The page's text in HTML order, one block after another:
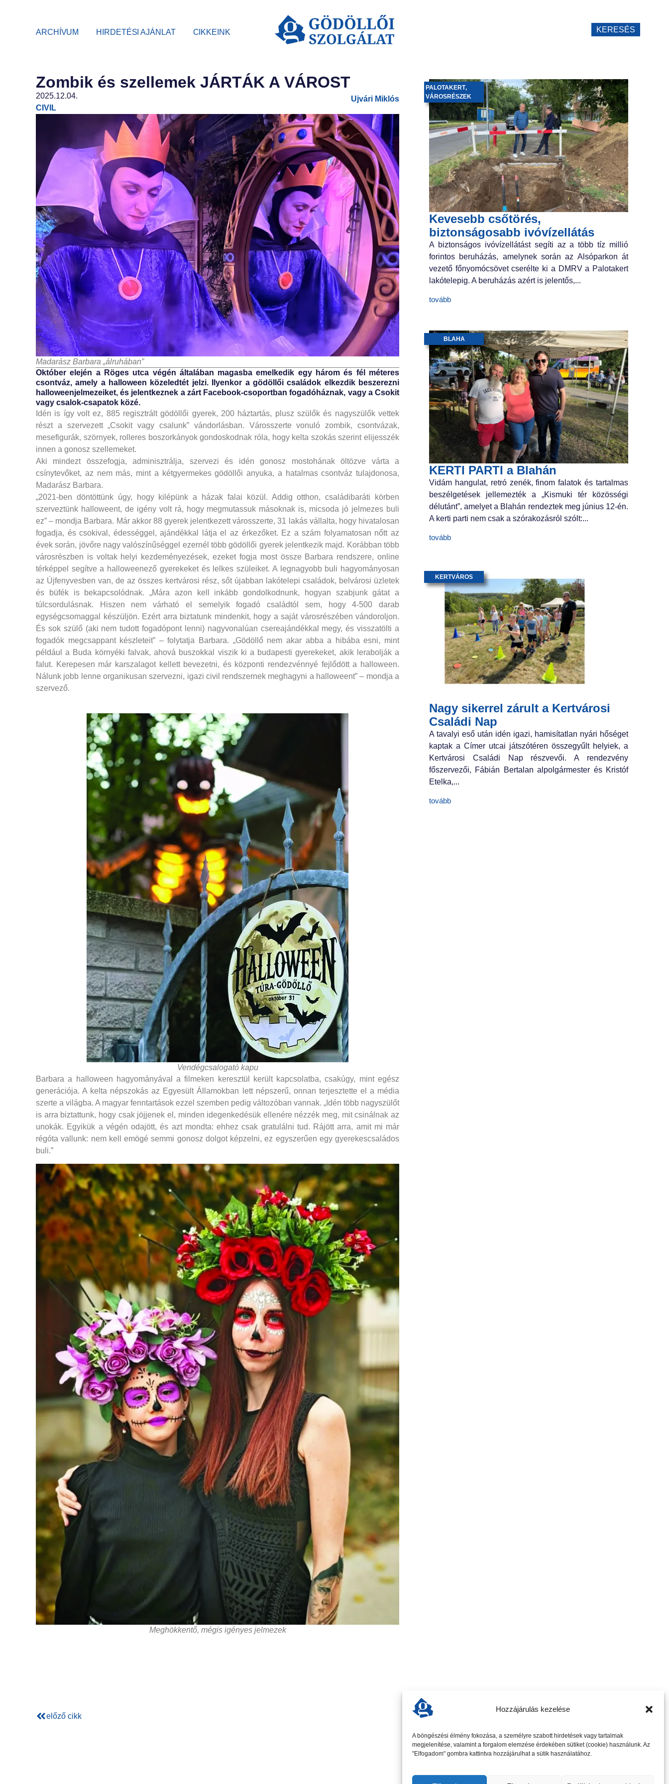
Hozzájárulás kezelése
A böngészési élmény fokozása, a személyre szabott hirdetések vagy tartalmak
megjelenítése, valamint a forgalom elemzése érdekében sütiket (cookie) használunk. Az
"Elfogadom" gombra kattintva hozzájárulhat a sütik használatához.
ARCHÍVUM HIRDETÉSI AJÁNLAT CIKKEINK KERESÉS
Zombik és szellemek JÁRTÁK A VÁROST
2025.12.04.
CIVIL
Ujvári Miklós
Madarász Barbara „álruhában”
Október elején a Röges utca végén általában magasba emelkedik egy három és fél méteres
csontváz, amely a halloween közeledtét jelzi. Ilyenkor a gödöllői családok elkezdik beszerezni
halloweenjelmezeiket, és jelentkeznek a zárt Facebook-csoportban fogadóháznak, vagy a Csokit
vagy csalok-csapatok közé.
Idén is így volt ez, 885 regisztrált gödöllői gyerek, 200 háztartás, plusz szülők és nagyszülők vettek
részt a szervezett „Csokit vagy csalunk” vándorlásban. Városszerte vonuló zombik, csontvázak,
mesefigurák, szörnyek, rolleres boszorkányok gondoskodnak róla, hogy kelta szokás szerint elijesszék
innen a gonosz szellemeket.
Aki mindezt összefogja, adminisztrálja, szervezi és idén gonosz mostohának öltözve várta a
csínytevőket, az nem más, mint a kétgyermekes gödöllői anyuka, a hatalmas csontváz tulajdonosa,
Madarász Barbara.
„2021-ben döntöttünk úgy, hogy kilépünk a házak falai közül. Addig otthon, családibaráti körben
szerveztünk halloweent, de igény volt rá, hogy megmutassuk másoknak is, micsoda jó jelmezes buli
ez” – mondja Barbara. Már akkor 88 gyerek jelentkezett városszerte, 31 lakás vállalta, hogy hivatalosan
fogadja, és csokival, édességgel, ajándékkal látja el az érkezőket. Ez a szám folyamatosan nőtt az
évek során, jövőre nagy valószínűséggel ezernél több gödöllői gyerek jelentkezik majd. Korábban több
városrészben is voltak helyi kezdeményezések, ezeket fogja most össze Barbara rendszere, online
térképpel segítve a halloweenező gyerekeket és lelkes szüleiket. A legnagyobb buli hagyományosan
az Újfenyvesben van, de az összes kertvárosi rész, sőt újabban lakótelepi családok, belvárosi üzletek
és büfék is bekapcsolódnak. „Mára azon kell inkább gondolkodnunk, hogyan szabjunk gátat a
túlcsordulásnak. Hiszen nem várható el semelyik fogadó családtól sem, hogy 4-500 darab
egységcsomaggal készüljön. Ezért arra biztatunk mindenkit, hogy a saját városrészében vándoroljon.
És sok szülő (aki nem tudott fogadópont lenni) nagyvonalúan csereajándékkal megy, és visszatölti a
fogadók megcsappant készleteit” – folytatja Barbara. „Gödöllő nem akar abba a hibába esni, mint
például a Buda környéki falvak, ahová buszokkal viszik ki a budapesti gyerekeket, akik lerabolják a
falut. Kerepesen már karszalagot kellett bevezetni, és központi rendezvénnyé fejlődött a halloween.
Nálunk jobb lenne organikusan szervezni, igazi civil rendszernek meghagyni a halloweent” – mondja a
szervező.
Vendégcsalogató kapu
Barbara a halloween hagyományával a filmeken keresztül került kapcsolatba, csakúgy, mint egész
generációja. A kelta népszokás az Egyesült Államokban lett népszerű, onnan terjesztette el a média
szerte a világba. A magyar fenntartások ezzel szemben pedig változóban vannak. „Idén több nagyszülőt
is arra biztattunk, hogy csak jöjjenek el, minden idegenkedésük ellenére nézzék meg, mit csinálnak az
unokák. Egyikük a végén odajött, és azt mondta: ehhez csak gratulálni tud. Rájött arra, amit mi már
régóta vallunk: nem kell emögé semmi gonosz dolgot képzelni, ez egyszerűen egy gyerekescsaládos
buli.”
Meghökkentő, mégis igényes jelmezek
Kevesebb csőtörés,
biztonságosabb ivóvízellátás
PALOTAKERT,
VÁROSRÉSZEK
A biztonságos ivóvízellátást segíti az a több tíz millió
forintos beruházás, amelynek során az Alsóparkon át
vezető főnyomócsövet cserélte ki a DMRV a Palotakert
lakótelepig. A beruházás azért is jelentős,...
tovább
KERTI PARTI a Blahán
BLAHA
Vidám hangulat, retró zenék, finom falatok és tartalmas
beszélgetések jellemezték a „Kismuki tér közösségi
délutánt”, amelyet a Blahán rendeztek meg június 12-én.
A kerti parti nem csak a szórakozásról szólt:...
tovább
Nagy sikerrel zárult a Kertvárosi
Családi Nap
KERTVÁROS
A tavalyi eső után idén igazi, hamisítatlan nyári hőséget
kaptak a Címer utcai játszótéren összegyűlt helyiek, a
Kertvárosi Családi Nap részvevői. A rendezvény
főszervezői, Fábián Bertalan alpolgármester és Kristóf
Etelka,...
tovább
előző cikk